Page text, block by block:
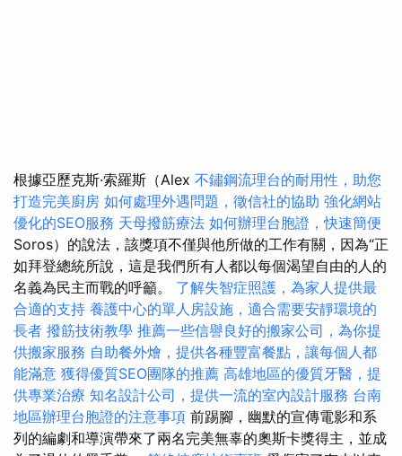
根據亞歷克斯·索羅斯（Alex 不鏽鋼流理台的耐用性，助您
打造完美廚房 如何處理外遇問題，徵信社的協助 強化網站
優化的SEO服務 天母撥筋療法 如何辦理台胞證，快速簡便
Soros）的說法，該獎項不僅與他所做的工作有關，因為“正
如拜登總統所說，這是我們所有人都以每個渴望自由的人的
名義為民主而戰的呼籲。 了解失智症照護，為家人提供最
合適的支持 養護中心的單人房設施，適合需要安靜環境的
長者 撥筋技術教學 推薦一些信譽良好的搬家公司，為你提
供搬家服務 自助餐外燴，提供各種豐富餐點，讓每個人都
能滿意 獲得優質SEO團隊的推薦 高雄地區的優質牙醫，提
供專業治療 知名設計公司，提供一流的室內設計服務 台南
地區辦理台胞證的注意事項 前踢腳，幽默的宣傳電影和系
列的編劇和導演帶來了兩名完美無辜的奧斯卡獎得主，並成